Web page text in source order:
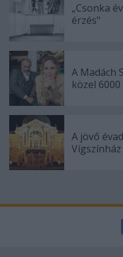
„Csonka
érzés"
A Madách
közel
A jövő
Vígszínház